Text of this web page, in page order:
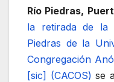
Río Piedras,
la retirada de la
Piedras de la
Congregación
[sic] (CACOS) se